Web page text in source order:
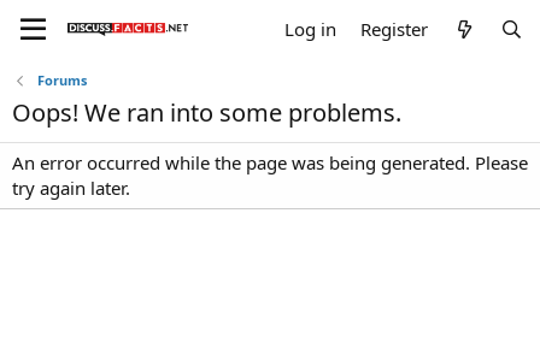
Log in Register
Forums
Oops! We ran into some problems.
An error occurred while the page was being generated. Please
try again later.